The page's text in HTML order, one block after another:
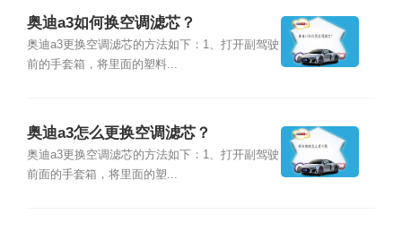
奥迪a3如何换空调滤芯？
奥迪a3更换空调滤芯的方法如下：1、打开副驾驶
前的手套箱，将里面的塑料...
奥迪a3怎么更换空调滤芯？
奥迪a3更换空调滤芯的方法如下：1、打开副驾驶
前面的手套箱，将里面的塑...